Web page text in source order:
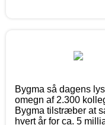
Bygma så dagens
omegn af 2.300
Bygma tilstræber at
hvert år for ca. 5